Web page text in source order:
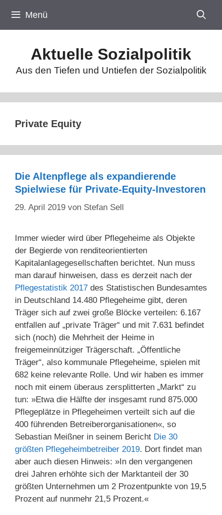
Inhalt
springen
Menü
Aktuelle Sozialpolitik
Aus den Tiefen und Untiefen der Sozialpolitik
Private Equity
Die Altenpflege als expandierende
Spielwiese für Private-Equity-Investoren
29. April 2019 von Stefan Sell
Immer wieder wird über Pflegeheime als Objekte
der Begierde von renditeorientierten
Kapitalanlagegesellschaften berichtet. Nun muss
man darauf hinweisen, dass es derzeit nach der
Pflegestatistik 2017 des Statistischen Bundesamtes
in Deutschland 14.480 Pflegeheime gibt, deren
Träger sich auf zwei große Blöcke verteilen: 6.167
entfallen auf „private Träger“ und mit 7.631 befindet
sich (noch) die Mehrheit der Heime in
freigemeinnütziger Trägerschaft. „Öffentliche
Träger“, also kommunale Pflegeheime, spielen mit
682 keine relevante Rolle. Und wir haben es immer
noch mit einem überaus zersplitterten „Markt“ zu
tun: »Etwa die Hälfte der insgesamt rund 875.000
Pflegeplätze in Pflegeheimen verteilt sich auf die
400 führenden Betreiberorganisationen«, so
Sebastian Meißner in seinem Bericht Die 30
größten Pflegeheimbetreiber 2019. Dort findet man
aber auch diesen Hinweis: »In den vergangenen
drei Jahren erhöhte sich der Marktanteil der 30
größten Unternehmen um 2 Prozentpunkte von 19,5
Prozent auf nunmehr 21,5 Prozent.«